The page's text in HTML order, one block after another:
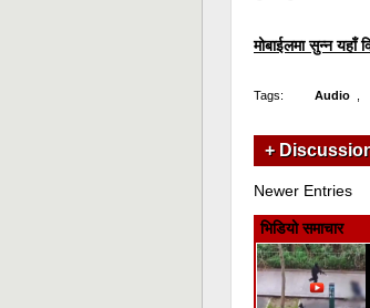
मोबाईलमा सुन्न यहाँ
Tags: Audio
+
Newer Entries
भिडियो समाचार